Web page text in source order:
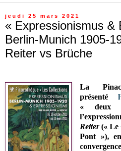
jeudi 25 mars 2021
« Expressionismus &
Berlin-Munich 1905-
Reiter vs Brüche
La
présenté
« deux
Reiter(« Le
Pont »),